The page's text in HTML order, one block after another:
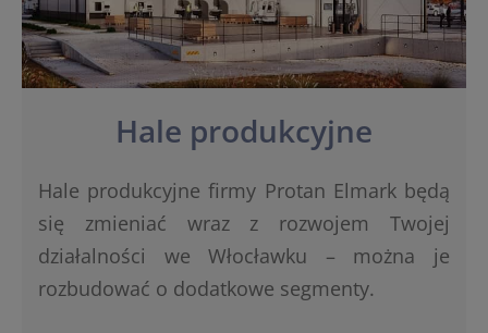
Hale produkcyjne
Hale produkcyjne firmy Protan Elmark będą
się zmieniać wraz z rozwojem Twojej
działalności we Włocławku – można je
rozbudować o dodatkowe segmenty.